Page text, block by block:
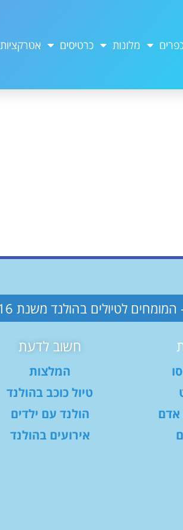
מלונות כרטיסים אטרקציות
המומחים לטיולים בהולנד משנת 2016
אדם
חשוב לדעת
המלצות
טיול כוכב בהולנד
הולנד עם ילדים
אירועים בהולנד